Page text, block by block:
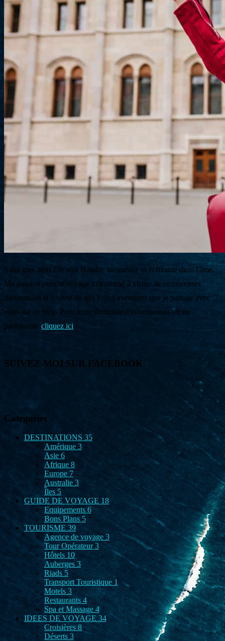
Salut mes amis ! Je suis Natalie, blogueuse et écrivaine dans l'âme.
Ma passion pour le voyage m'a amené à visiter de nombreuses
destinations et à vivre de très belles aventures que je partage avec
vous sur ce blog. Pour toute demande d'informations ou de
partenariat, cliquez ici.
SUIVEZ-MOI SUR FACEBOOK
Categories
DESTINATIONS 35
Amérique 3
Asie 6
Afrique 8
Europe 7
Australie 3
Îles 5
GUIDE DE VOYAGE 18
Equipements 6
Bons Plans 5
TOURISME 39
Agence de voyage 3
Tour Opérateur3
Hôtels 10
Auberges 3
Riads 5
Transport Touristique 1
Motels 3
Restaurants 4
Spa et Massage 4
IDEES DE VOYAGE 34
Croisières 8
Déserts 3